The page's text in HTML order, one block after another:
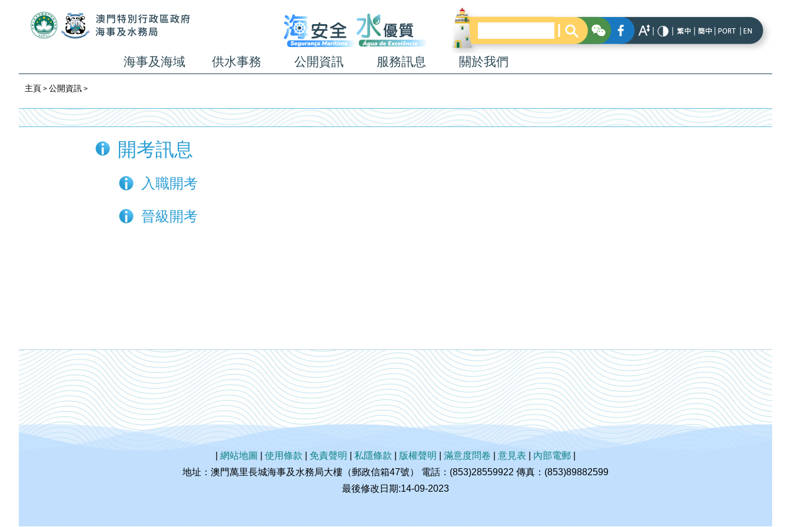
海事及海域 供水事務 公開資訊 服務訊息 關於我們
主頁 > 公開資訊 >
開考訊息
入職開考
晉級開考
網站地圖 使用條款 免責聲明 私隱條款 版權聲明 滿意度問卷 意見表 內部電郵
地址：澳門萬里長城海事及水務局大樓（郵政信箱47號） 電話：(853)28559922 傳真：(853)89882599
最後修改日期:14-09-2023